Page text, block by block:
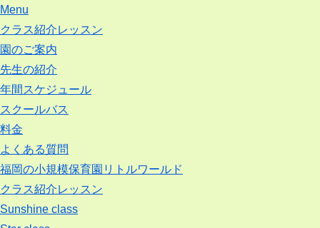
Menu
クラス紹介レッスン
園のご案内
先生の紹介
年間スケジュール
スクールバス
料金
よくある質問
福岡の小規模保育園リトルワールド
クラス紹介レッスン
Sunshine class